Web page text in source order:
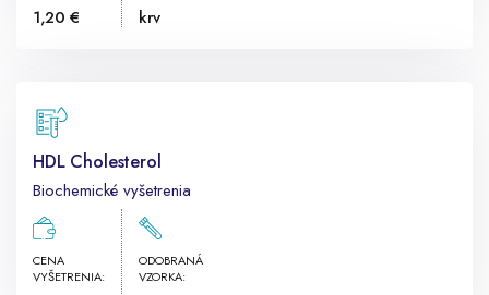
1,20 € krv
HDL Cholesterol
Biochemické vyšetrenia
CENA
VYŠETRENIA:
ODOBRANÁ
VZORKA: